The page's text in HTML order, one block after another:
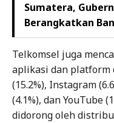
Sumatera,
Berangkatkan
Telkomsel juga
aplikasi dan platform
(15.2%), Instagram
(4.1%), dan YouTube
didorong oleh